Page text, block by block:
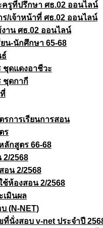
รูที่ปรึกษา ศธ.02 ออนไลน์
/เจ้าหน้าที่ ศธ.02 ออนไลน์
าน ศธ.02 ออนไลน์
น-นักศึกษา 65-68
ชุดแดงอาชีวะ
ชุดกากี
การเรียนการสอน
ร
กสูตร 66-68
2/2568
อน 2/2568
ช้ห้องสอน 2/2568
เมินผล
(N-NET)
ที่นั่งสอบ v-net ประจำปี